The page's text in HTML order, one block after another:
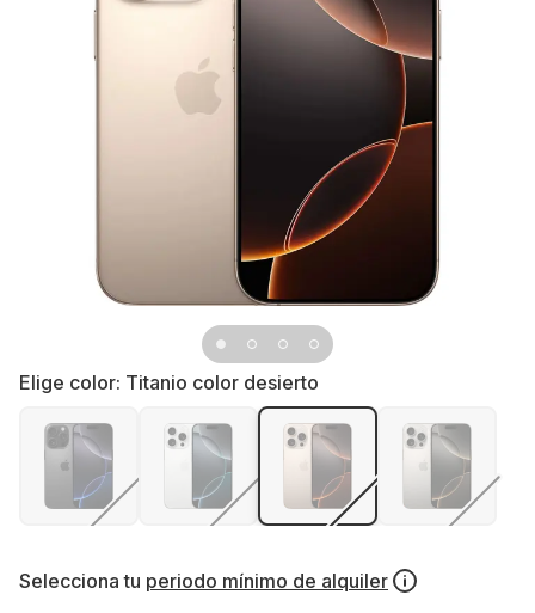
Elige color: Titanio color desierto
Selecciona tu periodo mínimo de alquiler